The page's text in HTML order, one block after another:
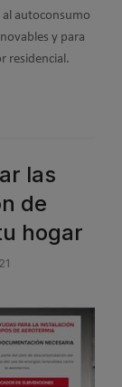
al autoconsumo
y para
residencial.
las
de
hogar